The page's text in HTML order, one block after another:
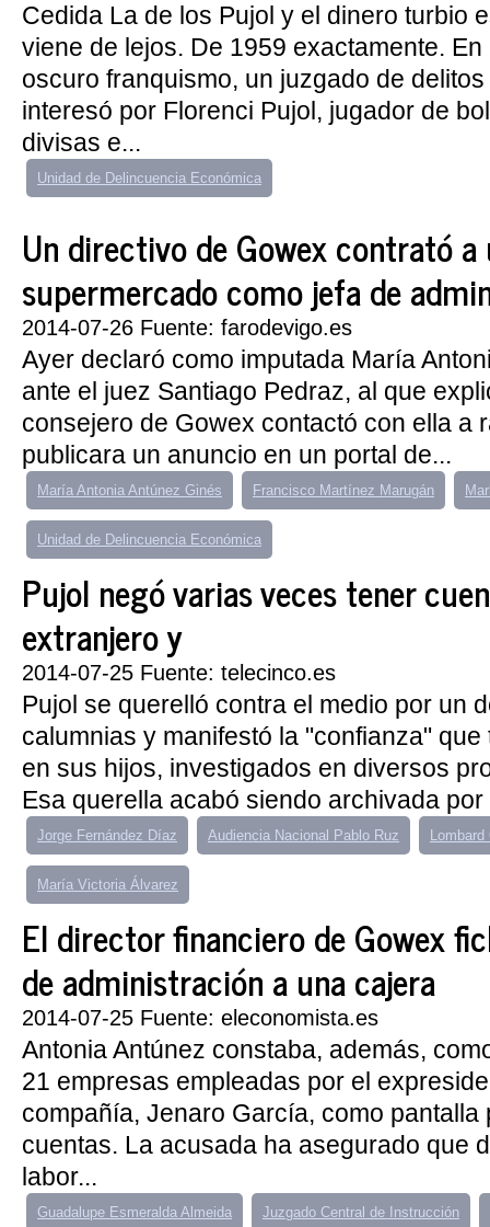
Cedida La de los Pujol y el dinero turbio
viene de lejos. De 1959 exactamente.
oscuro franquismo, un juzgado de
interesó por Florenci Pujol, jugador de
divisas e...
Unidad de Delincuencia Económica
Un directivo de Gowex contrató a
supermercado como jefa de
2014-07-26 Fuente: farodevigo.es
Ayer declaró como imputada María
ante el juez Santiago Pedraz, al que
consejero de Gowex contactó con ella a
publicara un anuncio en un portal de...
María Antonia Antúnez Ginés Francisco Martínez Marugán
Unidad de Delincuencia Económica
Pujol negó varias veces tener
extranjero y
2014-07-25 Fuente: telecinco.es
Pujol se querelló contra el medio por un
calumnias y manifestó la "confianza"
en sus hijos, investigados en diversos
Esa querella acabó siendo archivada
Jorge Fernández Díaz Audiencia Nacional Pablo Ruz
María Victoria Álvarez
El director financiero de Gowex
de administración a una cajera
2014-07-25 Fuente: eleconomista.es
Antonia Antúnez constaba, además,
21 empresas empleadas por el
compañía, Jenaro García, como pantalla
cuentas. La acusada ha asegurado que
labor...
Guadalupe Esmeralda Almeida Juzgado Central de Instrucción